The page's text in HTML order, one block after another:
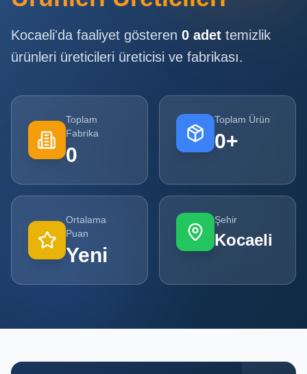
Sayfa
Tüm
Ürünler
Kampanyalar
POPÜLER
KATEGORILER
Kocaeli'da faaliyet gösteren 0 adet temizlik
ürünleri üreticileri üreticisi ve fabrikası.
Toplam
Fabrika
0
Toplam Ürün
0+
Ortalama
Puan
Yeni
Şehir
Kocaeli